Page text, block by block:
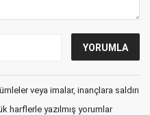
veya imalar, inançlara saldırı
harflerle yazılmış yorumlar